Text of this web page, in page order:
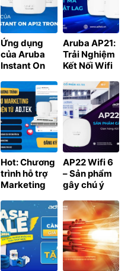
Ứng dụng
của Aruba
Instant On
thực tế
Aruba AP21:
Trải Nghiệm
Kết Nối Wifi
Không Giật
Lag
Hot: Chương
trình hỗ trợ
Marketing
AD.TEK
AP22 Wifi 6
– Sản phẩm
gây chú ý
hàng AD.TEK
tại Triểm lãm
VIETNAM
ICTCOMM
2024